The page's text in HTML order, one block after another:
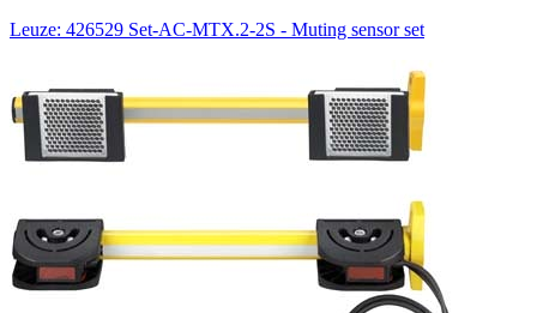
Leuze: 426529 Set-AC-MTX.2-2S - Muting sensor set